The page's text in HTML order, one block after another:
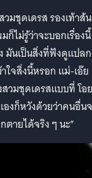
มชุดเดรส รองเท้าส้
ไม่รู้ว่าจะบอกเรื่องนี้
มันเป็นสิ่งที่ฟังดูแปลก
ใจสิ่งนี้หรอก แม่-เอ๊ย
วมชุดเดรสแบบที่ โอ
งก็หวังด้วยว่าคนอื่น
ตายได้จริง ๆ นะ”